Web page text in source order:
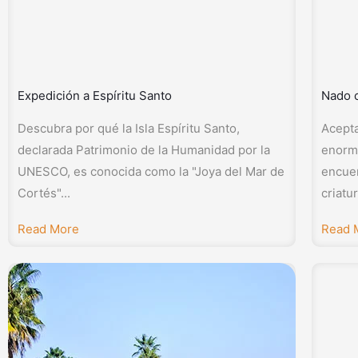
Expedición a Espíritu Santo
Descubra por qué la Isla Espíritu Santo,
declarada Patrimonio de la Humanidad por la
UNESCO, es conocida como la "Joya del Mar de
Cortés"...
Read More
Nado
Read